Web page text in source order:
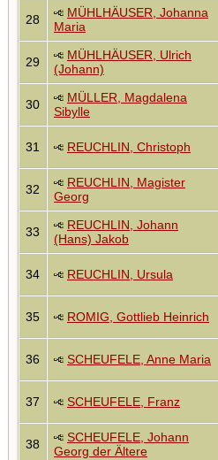
28
MÜHLHÄUSER, Johanna
Maria
29
MÜHLHÄUSER, Ulrich
(Johann)
30
MÜLLER, Magdalena
Sibylle
31 REUCHLIN, Christoph
32
REUCHLIN, Magister
Georg
33
REUCHLIN, Johann
(Hans) Jakob
34 REUCHLIN, Ursula
35 ROMIG, Gottlieb Heinrich
36 SCHEUFELE, Anne Maria
37 SCHEUFELE, Franz
38
SCHEUFELE, Johann
Georg der Ältere